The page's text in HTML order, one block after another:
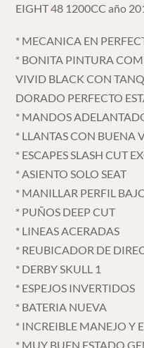
EIGHT 48 1200CC año
* MECANICA EN
* BONITA PINTURA
VIVID BLACK CON
DORADO PERFECTO
* MANDOS
* LLANTAS CON BUENA
* ESCAPES SLASH CUT
* ASIENTO SOLO SEAT
* MANILLAR PERFIL
* PUÑOS DEEP CUT
* LINEAS ACERADAS
* REUBICADOR DE
* DERBY SKULL 1
* ESPEJOS INVERTIDOS
* BATERIA NUEVA
* INCREIBLE MANEJO Y
* MUY BUEN ESTADO